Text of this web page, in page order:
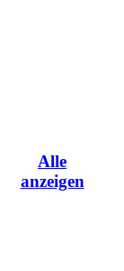
Alle
anzeigen